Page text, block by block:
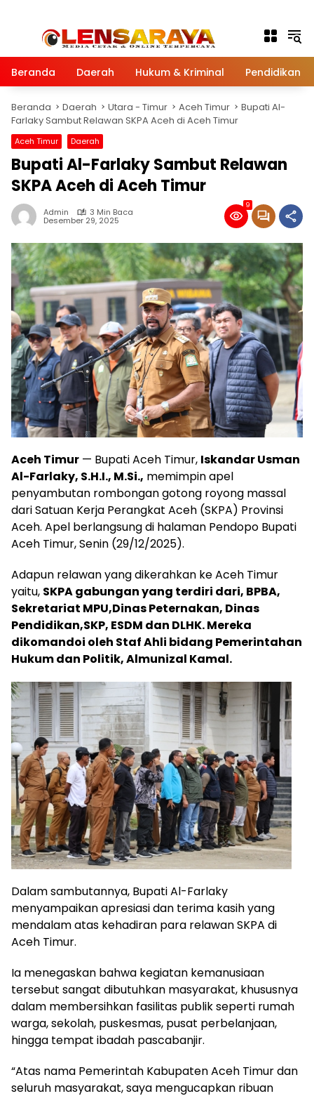
Beranda Daerah Hukum & Kriminal Pendidikan
Beranda Daerah Utara - Timur Aceh Timur
Bupati Al-
Farlaky Sambut Relawan SKPA Aceh di Aceh Timur
Aceh Timur Daerah
Bupati Al-Farlaky Sambut Relawan
SKPA Aceh di Aceh Timur
Admin 3 Min Baca
Desember 29, 2025
9
Aceh Timur — Bupati Aceh Timur, Iskandar Usman
Al-Farlaky, S.H.I., M.Si., memimpin apel
penyambutan rombongan gotong royong massal
dari Satuan Kerja Perangkat Aceh (SKPA) Provinsi
Aceh. Apel berlangsung di halaman Pendopo Bupati
Aceh Timur, Senin (29/12/2025).
Adapun relawan yang dikerahkan ke Aceh Timur
yaitu, SKPA gabungan yang terdiri dari, BPBA,
Sekretariat MPU,Dinas Peternakan, Dinas
Pendidikan,SKP, ESDM dan DLHK. Mereka
dikomandoi oleh Staf Ahli bidang Pemerintahan
Hukum dan Politik, Almunizal Kamal.
Dalam sambutannya, Bupati Al-Farlaky
menyampaikan apresiasi dan terima kasih yang
mendalam atas kehadiran para relawan SKPA di
Aceh Timur.
Ia menegaskan bahwa kegiatan kemanusiaan
tersebut sangat dibutuhkan masyarakat, khususnya
dalam membersihkan fasilitas publik seperti rumah
warga, sekolah, puskesmas, pusat perbelanjaan,
hingga tempat ibadah pascabanjir.
“Atas nama Pemerintah Kabupaten Aceh Timur dan
seluruh masyarakat, saya mengucapkan ribuan